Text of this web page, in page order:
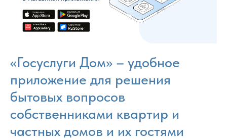
«Госуслуги Дом» – удобное
приложение для решения
бытовых вопросов
собственниками квартир и
частных домов и их гостями